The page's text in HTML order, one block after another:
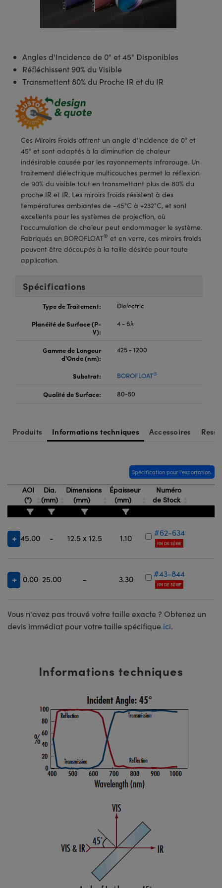
Optiques de SCHOTT
Optiques Traités par
Ionique
Diffractifs (DOE)
Optiques
de Faisceaux Laser
Microscopie Laser
Laser
Optomécaniques
: Optomécanique
de Microscopie
la Microscopie
Microscope
Modulaires Zoom
la Microscopie
Micromètres
de Microscopie
ou Coupleurs
: Microscopie
et
Vision Labs
®
et Composants
pour Caméras
: Laboratoire et
par cohérence optique
Development Systems
Optical
Optiques Lightpath
Labs™
Optiques de SCHOTT
: Laboratoire et
de Série: Test et Détection
Test et Détection
: Laboratoire ou
Angles d'Incidence de 0° et 45° Disponibles
Réfléchissent 90% du Visible
Transmettent 80% du Proche IR et du IR
Ces Miroirs Froids offrent un angle d'incidence de 0° et
45° et sont adaptés à la diminution de chaleur
indésirable causée par les rayonnements infrarouge. Un
traitement diélectrique multicouches permet la réflexion
de 90% du visible tout en transmettant plus de 80% du
proche IR et IR. Les miroirs froids résistent à des
températures ambiantes de -45°C à +232°C, et sont
excellents pour les systèmes de projection, où
l'accumulation de chaleur peut endommager le système.
Fabriqués en BOROFLOAT® et en verre, ces miroirs froids
peuvent être découpés à la taille désirée pour toute
application.
Spécifications
Type de Traitement:
Dielectric
Planéité de Surface (P-
V):
4 - 6λ
Gamme de Longeur
d'Onde (nm):
425 - 1200
Substrat: BOROFLOAT®
Qualité de Surface: 80-50
Produits Informations techniques Accessoires
Spécification pour l'exportation.
AOI
(°)
Dia.
(mm)
Dimensions
(mm)
Épaisseur
(mm)
Numéro
de Stock
45.00 - 12.5 x 12.5 1.10
#62-634
FIN DE SÉRIE
0.00 25.00 - 3.30
#43-844
FIN DE SÉRIE
Vous n'avez pas trouvé votre taille exacte ? Obtenez un
devis immédiat pour votre taille spécifique ici.
Informations techniques